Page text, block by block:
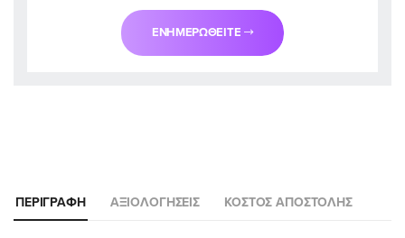
ΕΝΗΜΕΡΩΘΕΊΤΕ
ΠΕΡΙΓΡΑΦΉ ΑΞΙΟΛΟΓΉΣΕΙΣ ΚΌΣΤΟΣ ΑΠΟΣΤΟΛΉΣ